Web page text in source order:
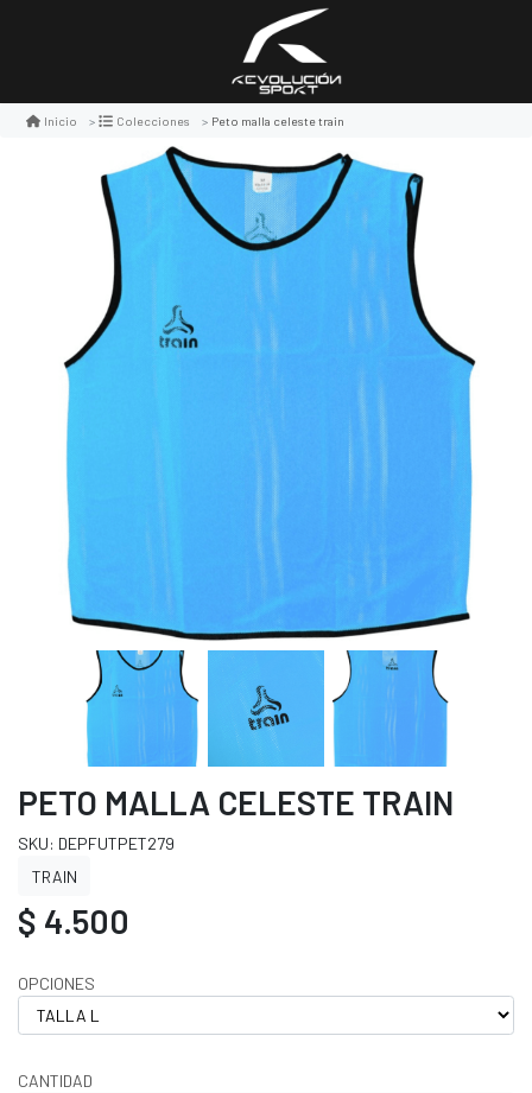
Inicio Colecciones Peto malla celeste train
PETO MALLA CELESTE TRAIN
SKU: DEPFUTPET279
TRAIN
$ 4.500
OPCIONES
CANTIDAD